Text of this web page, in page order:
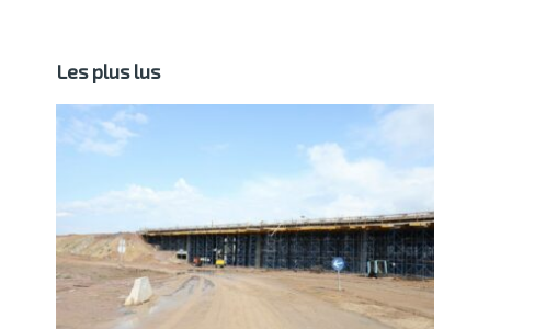
Les plus lus